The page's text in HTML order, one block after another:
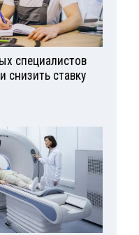
специалистов
снизить ставку